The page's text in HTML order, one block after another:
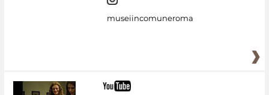
museiincomuneroma